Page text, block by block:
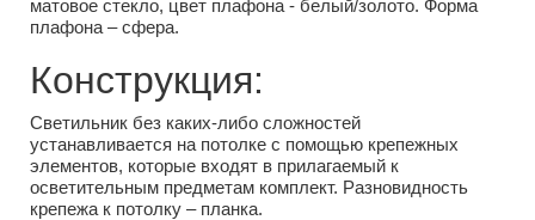
матовое стекло, цвет плафона - белый/золото. Форма
плафона – сфера.
Конструкция:
Светильник без каких-либо сложностей
устанавливается на потолке с помощью крепежных
элементов, которые входят в прилагаемый к
осветительным предметам комплект. Разновидность
крепежа к потолку – планка.